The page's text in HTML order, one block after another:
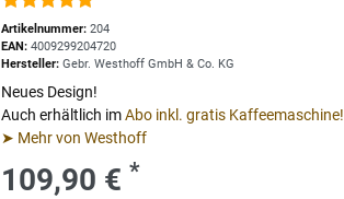
Artikelnummer:204
EAN:4009299204720
Hersteller: Gebr. Westhoff GmbH & Co. KG
Neues Design!
Auch erhältlich imAbo inkl. gratis Kaffeemaschine!
➤ Mehr von Westhoff
109,90 €*